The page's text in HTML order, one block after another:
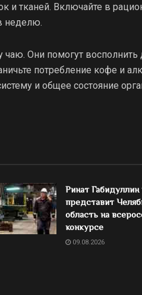
и тканей. Включайте в
неделю.
чаю. Они помогут
потребление кофе и
и общее состояние
Ринат
представит
область на
конкурсе
09.08.2026